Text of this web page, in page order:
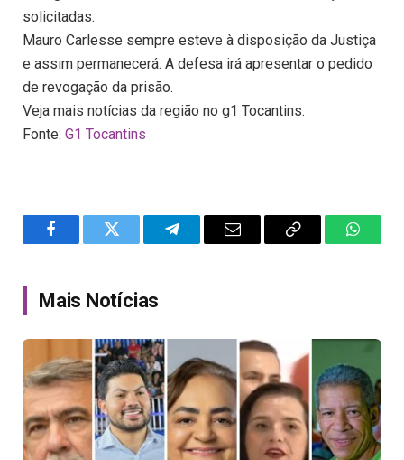
solicitadas.
Mauro Carlesse sempre esteve à disposição da Justiça
e assim permanecerá. A defesa irá apresentar o pedido
de revogação da prisão.
Veja mais notícias da região no g1 Tocantins.
Fonte: G1 Tocantins
FacebookTwitter TelegramEmail
Copy
Mais Notícias